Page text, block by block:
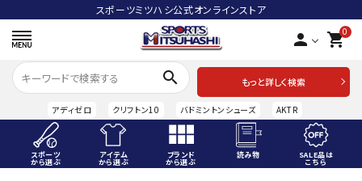
スポーツミツハシ公式オンラインストア
person 0
shopping_cart
search
もっと詳しく検索
アディゼロ クリフトン10 バドミントンシューズ AKTR
スポーツ
から選ぶ
アイテム
から選ぶ
ブランド
から選ぶ
読み物 SALE品は
こちら